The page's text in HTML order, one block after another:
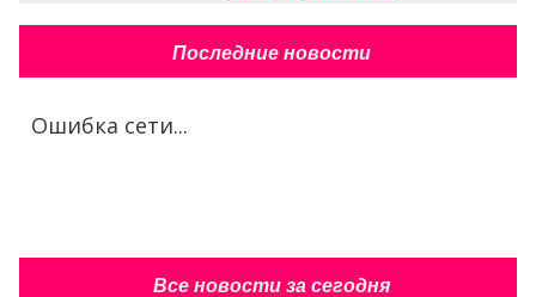
Последние новости
Ошибка сети...
Все новости за сегодня